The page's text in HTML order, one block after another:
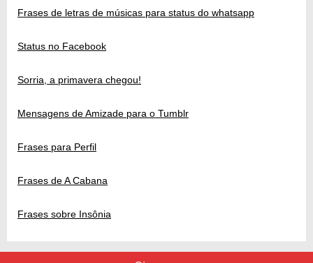
Frases de letras de músicas para status do whatsapp
Status no Facebook
Sorria, a primavera chegou!
Mensagens de Amizade para o Tumblr
Frases para Perfil
Frases de A Cabana
Frases sobre Insônia